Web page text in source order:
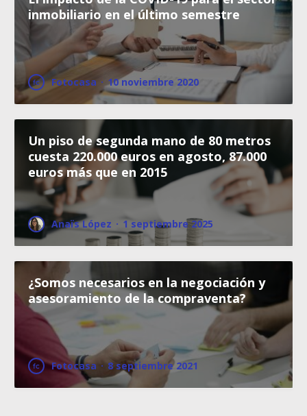
inmobiliario en el último semestre
Fotocasa · 10 noviembre 2020
Un piso de segunda mano de 80 metros
cuesta 220.000 euros en agosto, 87.000
euros más que en 2015
Anaïs López · 1 septiembre 2025
¿Somos necesarios en la negociación y
asesoramiento de la compraventa?
Fotocasa · 8 septiembre 2021